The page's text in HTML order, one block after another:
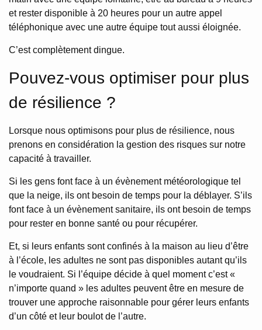
et rester disponible à 20 heures pour un autre appel
téléphonique avec une autre équipe tout aussi éloignée.
C’est complètement dingue.
Pouvez-vous optimiser pour plus
de résilience ?
Lorsque nous optimisons pour plus de résilience, nous
prenons en considération la gestion des risques sur notre
capacité à travailler.
Si les gens font face à un évènement météorologique tel
que la neige, ils ont besoin de temps pour la déblayer. S’ils
font face à un évènement sanitaire, ils ont besoin de temps
pour rester en bonne santé ou pour récupérer.
Et, si leurs enfants sont confinés à la maison au lieu d’être
à l’école, les adultes ne sont pas disponibles autant qu’ils
le voudraient. Si l’équipe décide à quel moment c’est «
n’importe quand » les adultes peuvent être en mesure de
trouver une approche raisonnable pour gérer leurs enfants
d’un côté et leur boulot de l’autre.